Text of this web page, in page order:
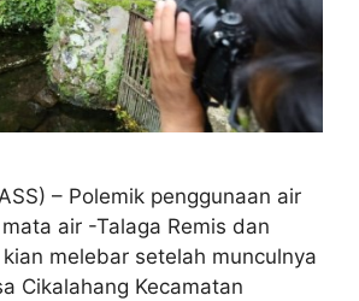
– Polemik penggunaan air
air -Talaga Remis dan
melebar setelah munculnya
Cikalahang Kecamatan